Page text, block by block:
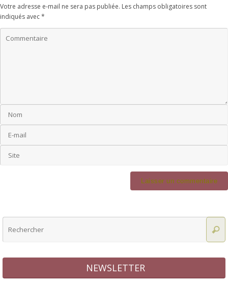
Votre adresse e-mail ne sera pas publiée. Les champs obligatoires sont
indiqués avec*
NEWSLETTER